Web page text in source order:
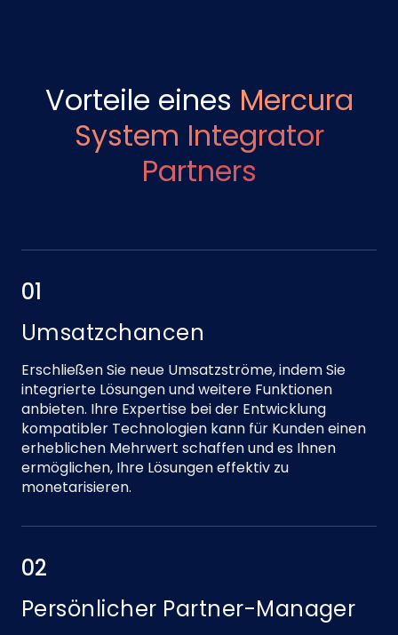
Vorteile eines Mercura
System Integrator
Partners
01
Umsatzchancen
Erschließen Sie neue Umsatzströme, indem Sie
integrierte Lösungen und weitere Funktionen
anbieten. Ihre Expertise bei der Entwicklung
kompatibler Technologien kann für Kunden einen
erheblichen Mehrwert schaffen und es Ihnen
ermöglichen, Ihre Lösungen effektiv zu
monetarisieren.
02
Persönlicher Partner-Manager